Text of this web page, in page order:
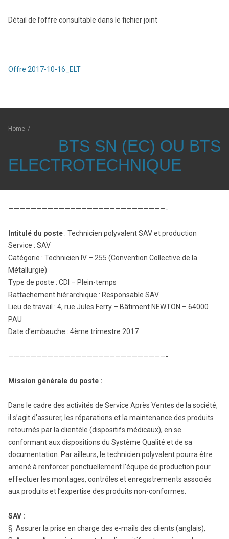
Détail de l’offre consultable dans le fichier joint
Offre 2017-10-16_ELT
Home /
BTS SN (EC) OU BTS
ELECTROTECHNIQUE
————————————————————————————-
Intitulé du poste : Technicien polyvalent SAV et production
Service : SAV
Catégorie : Technicien IV – 255 (Convention Collective de la
Métallurgie)
Type de poste : CDI – Plein-temps
Rattachement hiérarchique : Responsable SAV
Lieu de travail : 4, rue Jules Ferry – Bâtiment NEWTON – 64000
PAU
Date d’embauche : 4ème trimestre 2017
————————————————————————————-
Mission générale du poste :
Dans le cadre des activités de Service Après Ventes de la société,
il s’agit d’assurer, les réparations et la maintenance des produits
retournés par la clientèle (dispositifs médicaux), en se
conformant aux dispositions du Système Qualité et de sa
documentation. Par ailleurs, le technicien polyvalent pourra être
amené à renforcer ponctuellement l’équipe de production pour
effectuer les montages, contrôles et enregistrements associés
aux produits et l’expertise des produits non-conformes.
SAV :
§ Assurer la prise en charge des e-mails des clients (anglais),